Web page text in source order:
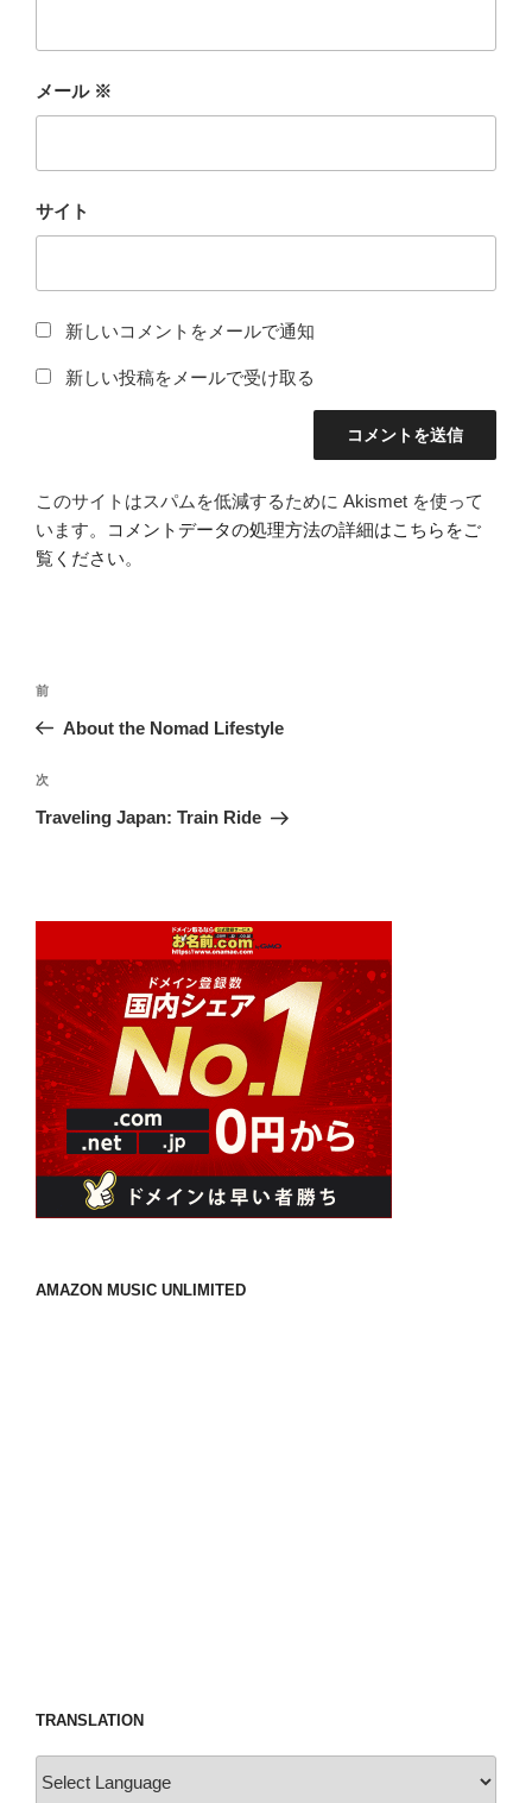
メール ※
サイト
新しいコメントをメールで通知
新しい投稿をメールで受け取る
このサイトはスパムを低減するために Akismet を使って
います。
コメントデータの処理方法の詳細はこちらをご
覧ください。
投
ビ
ゲ
前
の
稿
前
About the Nomad Lifestyle
次
の
次
Traveling Japan: Train Ride
AMAZON MUSIC UNLIMITED
TRANSLATION